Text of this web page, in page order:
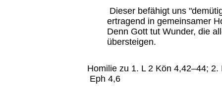
Dieser befähigt uns
ertragend in gemeinsamer
Denn Gott tut Wunder, die
übersteigen.
Homilie zu 1. L 2 Kön 4,42–44;
Eph 4,6